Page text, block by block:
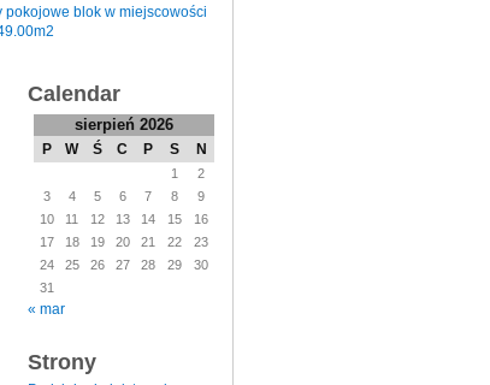
pokojowe blok w miejscowości
Calendar
sierpień 2026
P W Ś C P S N
1
2
3
4 5 6 7 8
9
10
11 12 13 14 15
16
17
18 19 20 21 22
23
24
25 26 27 28 29
30
31
« mar
Strony